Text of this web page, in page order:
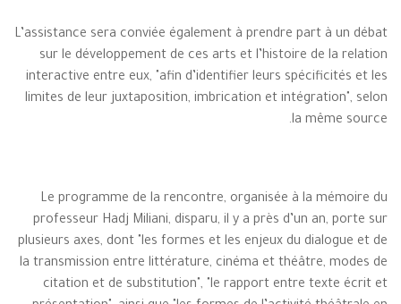
L’assistance sera conviée également à prendre part à un débat
sur le développement de ces arts et l’histoire de la relation
interactive entre eux, "afin d’identifier leurs spécificités et les
limites de leur juxtaposition, imbrication et intégration", selon
la même source.
Le programme de la rencontre, organisée à la mémoire du
professeur Hadj Miliani, disparu, il y a près d’un an, porte sur
plusieurs axes, dont "les formes et les enjeux du dialogue et de
la transmission entre littérature, cinéma et théâtre, modes de
citation et de substitution", "le rapport entre texte écrit et